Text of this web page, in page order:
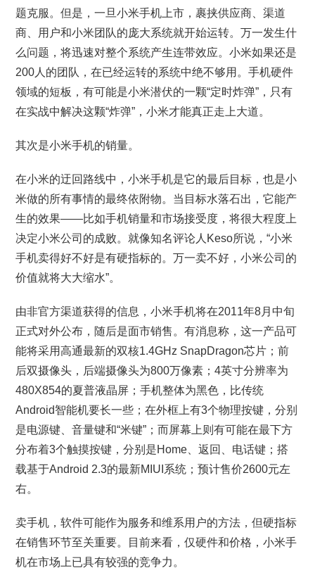
题克服。但是，一旦小米手机上市，裹挟供应商、渠道
商、用户和小米团队的庞大系统就开始运转。万一发生什
么问题，将迅速对整个系统产生连带效应。小米如果还是
200人的团队，在已经运转的系统中绝不够用。手机硬件
领域的短板，有可能是小米潜伏的一颗“定时炸弹”，只有
在实战中解决这颗“炸弹”，小米才能真正走上大道。
其次是小米手机的销量。
在小米的迂回路线中，小米手机是它的最后目标，也是小
米做的所有事情的最终依附物。当目标水落石出，它能产
生的效果——比如手机销量和市场接受度，将很大程度上
决定小米公司的成败。就像知名评论人Keso所说，“小米
手机卖得好不好是有硬指标的。万一卖不好，小米公司的
价值就将大大缩水”。
由非官方渠道获得的信息，小米手机将在2011年8月中旬
正式对外公布，随后是面市销售。有消息称，这一产品可
能将采用高通最新的双核1.4GHz SnapDragon芯片；前
后双摄像头，后端摄像头为800万像素；4英寸分辨率为
480X854的夏普液晶屏；手机整体为黑色，比传统
Android智能机要长一些；在外框上有3个物理按键，分别
是电源键、音量键和“米键”；而屏幕上则有可能在最下方
分布着3个触摸按键，分别是Home、返回、电话键；搭
载基于Android 2.3的最新MIUI系统；预计售价2600元左
右。
卖手机，软件可能作为服务和维系用户的方法，但硬指标
在销售环节至关重要。目前来看，仅硬件和价格，小米手
机在市场上已具有较强的竞争力。